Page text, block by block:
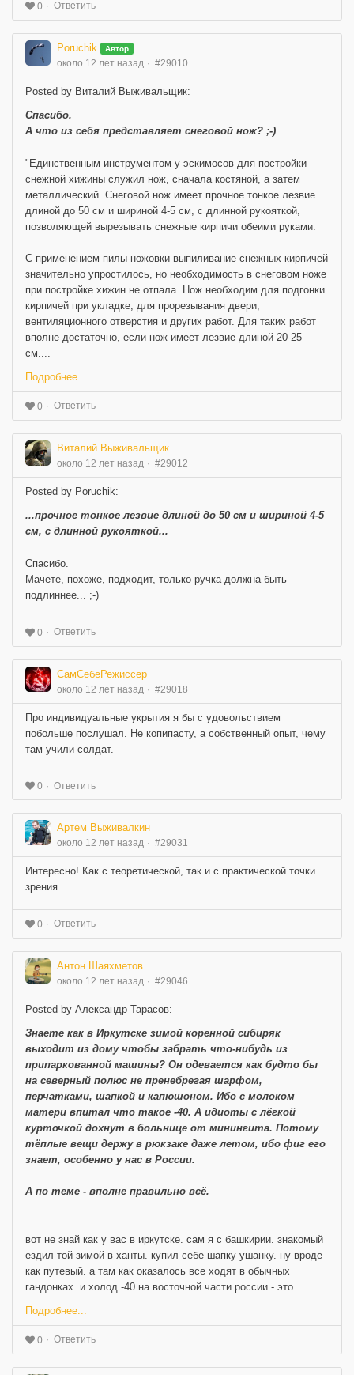
0 Ответить
Poruchik Автор
около 12 лет назад #29010
Posted by Виталий Выживальщик:
Спасибо.
А что из себя представляет снеговой нож? ;-)
"Единственным инструментом у эскимосов для постройки
снежной хижины служил нож, сначала костяной, а затем
металлический. Снеговой нож имеет прочное тонкое лезвие
длиной до 50 см и шириной 4-5 см, с длинной рукояткой,
позволяющей вырезывать снежные кирпичи обеими руками.
С применением пилы-ножовки выпиливание снежных кирпичей
значительно упростилось, но необходимость в снеговом ноже
при постройке хижин не отпала. Нож необходим для подгонки
кирпичей при укладке, для прорезывания двери,
вентиляционного отверстия и других работ. Для таких работ
вполне достаточно, если нож имеет лезвие длиной 20-25
см....
Подробнее...
0 Ответить
Виталий Выживальщик
около 12 лет назад #29012
Posted by Poruchik:
...прочное тонкое лезвие длиной до 50 см и шириной 4-5
см, с длинной рукояткой...
Спасибо.
Мачете, похоже, подходит, только ручка должна быть
подлиннее... ;-)
0 Ответить
СамСебеРежиссер
около 12 лет назад #29018
Про индивидуальные укрытия я бы с удовольствием
побольше послушал. Не копипасту, а собственный опыт, чему
там учили солдат.
0 Ответить
Артем Выживалкин
около 12 лет назад #29031
Интересно! Как с теоретической, так и с практической точки
зрения.
0 Ответить
Антон Шаяхметов
около 12 лет назад #29046
Posted by Александр Тарасов:
Знаете как в Иркутске зимой коренной сибиряк
выходит из дому чтобы забрать что-нибудь из
припаркованной машины? Он одевается как будто бы
на северный полюс не пренебрегая шарфом,
перчатками, шапкой и капюшоном. Ибо с молоком
матери впитал что такое -40. А идиоты с лёгкой
курточкой дохнут в больнице от минингита. Потому
тёплые вещи держу в рюкзаке даже летом, ибо фиг его
знает, особенно у нас в России.
А по теме - вполне правильно всё.
вот не знай как у вас в иркутске. сам я с башкирии. знакомый
ездил той зимой в ханты. купил себе шапку ушанку. ну вроде
как путевый. а там как оказалось все ходят в обычных
гандонках. и холод -40 на восточной части россии - это...
Подробнее...
0 Ответить